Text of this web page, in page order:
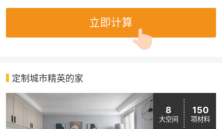
定制城市精英的家
8
大空间
150
项材料